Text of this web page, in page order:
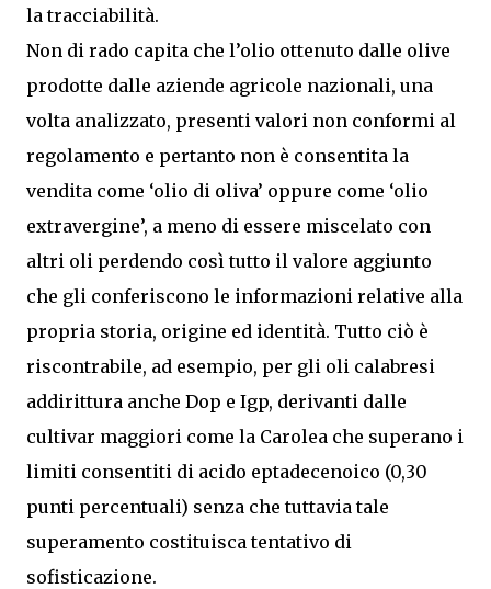
la tracciabilità.
Non di rado capita che l’olio ottenuto dalle olive
prodotte dalle aziende agricole nazionali, una
volta analizzato, presenti valori non conformi al
regolamento e pertanto non è consentita la
vendita come ‘olio di oliva’ oppure come ‘olio
extravergine’, a meno di essere miscelato con
altri oli perdendo così tutto il valore aggiunto
che gli conferiscono le informazioni relative alla
propria storia, origine ed identità. Tutto ciò è
riscontrabile, ad esempio, per gli oli calabresi
addirittura anche Dop e Igp, derivanti dalle
cultivar maggiori come la Carolea che superano i
limiti consentiti di acido eptadecenoico (0,30
punti percentuali) senza che tuttavia tale
superamento costituisca tentativo di
sofisticazione.